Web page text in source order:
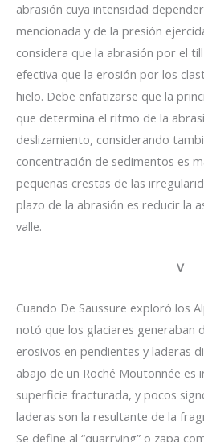
abrasión cuya intensidad
mencionada y de la presión
considera que la abrasión por el
efectiva que la erosión por los
hielo. Debe enfatizarse que la
que determina el ritmo de la
deslizamiento, considerando
concentración de sedimentos es
pequeñas crestas de las
plazo de la abrasión es reducir la
valle.
V
Cuando De Saussure exploró los
notó que los glaciares generaban
erosivos en pendientes y laderas
abajo de un Roché Moutonnée es
superficie fracturada, y pocos
laderas son la resultante de la
Se define al “quarrying” o zapa